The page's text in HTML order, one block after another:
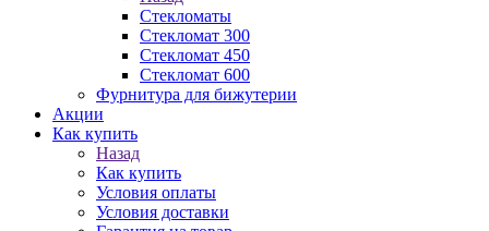
Стекломаты
Стекломат 300
Стекломат 450
Стекломат 600
Фурнитура для бижутерии
Акции
Как купить
Назад
Как купить
Условия оплаты
Условия доставки